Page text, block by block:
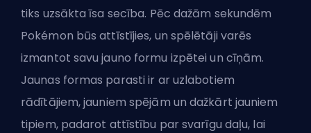
tiks uzsākta īsa secība. Pēc dažām sekundēm
Pokémon būs attīstījies, un spēlētāji varēs
izmantot savu jauno formu izpētei un cīņām.
Jaunas formas parasti ir ar uzlabotiem
rādītājiem, jauniem spējām un dažkārt jauniem
tipiem, padarot attīstību par svarīgu daļu, lai